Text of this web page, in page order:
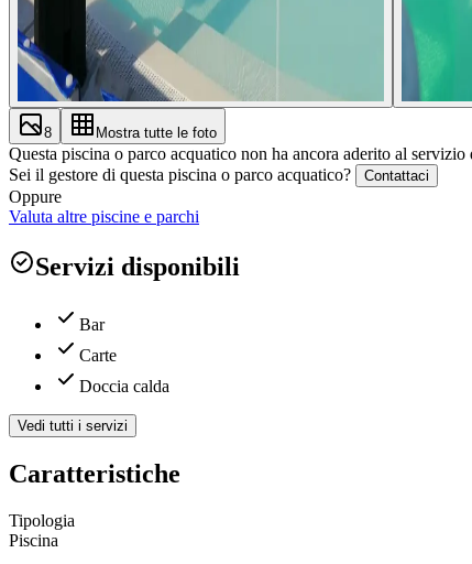
8 Mostra tutte le foto
Questa piscina o parco acquatico non ha ancora aderito al
Sei il gestore di questa piscina o parco acquatico?
Contattaci
Oppure
Valuta altre piscine e parchi
Servizi disponibili
Bar
Carte
Doccia calda
Vedi tutti i servizi
Caratteristiche
Tipologia
Piscina